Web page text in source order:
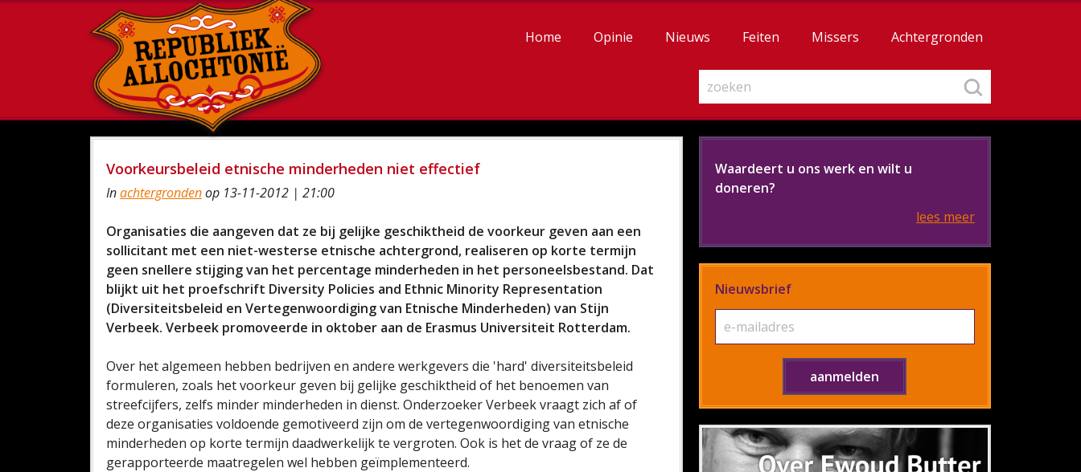
Home Opinie Nieuws Feiten Missers Achtergronden
Voorkeursbeleid etnische minderheden niet effectief
Inachtergrondenop 13-11-2012 | 21:00
Organisaties die aangeven dat ze bij gelijke geschiktheid de voorkeur geven aan een
sollicitant met een niet-westerse etnische achtergrond, realiseren op korte termijn
geen snellere stijging van het percentage minderheden in het personeelsbestand. Dat
blijkt uit het proefschrift Diversity Policies and Ethnic Minority Representation
(Diversiteitsbeleid en Vertegenwoordiging van Etnische Minderheden) van Stijn
Verbeek. Verbeek promoveerde in oktober aan de Erasmus Universiteit Rotterdam.
Over het algemeen hebben bedrijven en andere werkgevers die 'hard' diversiteitsbeleid
formuleren, zoals het voorkeur geven bij gelijke geschiktheid of het benoemen van
streefcijfers, zelfs minder minderheden in dienst. Onderzoeker Verbeek vraagt zich af of
deze organisaties voldoende gemotiveerd zijn om de vertegenwoordiging van etnische
minderheden op korte termijn daadwerkelijk te vergroten. Ook is het de vraag of ze de
gerapporteerde maatregelen wel hebben geïmplementeerd.
Waardeert u ons werk en wilt u
doneren?
lees meer
Nieuwsbrief